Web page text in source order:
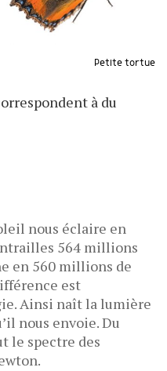
Petite tortue
à du
nous éclaire en
564 millions
en 560 millions de
est
Ainsi naît la lumière
nous envoie. Du
le spectre des